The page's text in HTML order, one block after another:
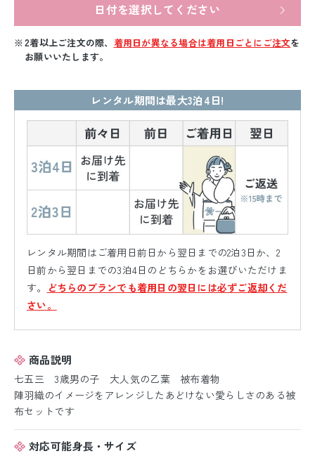
日付を選択してください
2着以上ご注文の際、 着用日が異なる場合は着用日ごとにご注文を
お願いいたします。
レンタル期間は最大3泊4日!
レンタル期間はご着用日前日から翌日までの2泊3日か、2
日前から翌日までの3泊4日のどちらかをお選びいただけま
す。
どちらのプランでも着用日の翌日には必ずご返却くだ
さい。
商品説明
七五三 3歳男の子 大人気の乙葉 被布着物
陣羽織のイメージをアレンジしたあどけない愛らしさのある被
布セットです
対応可能身長・サイズ